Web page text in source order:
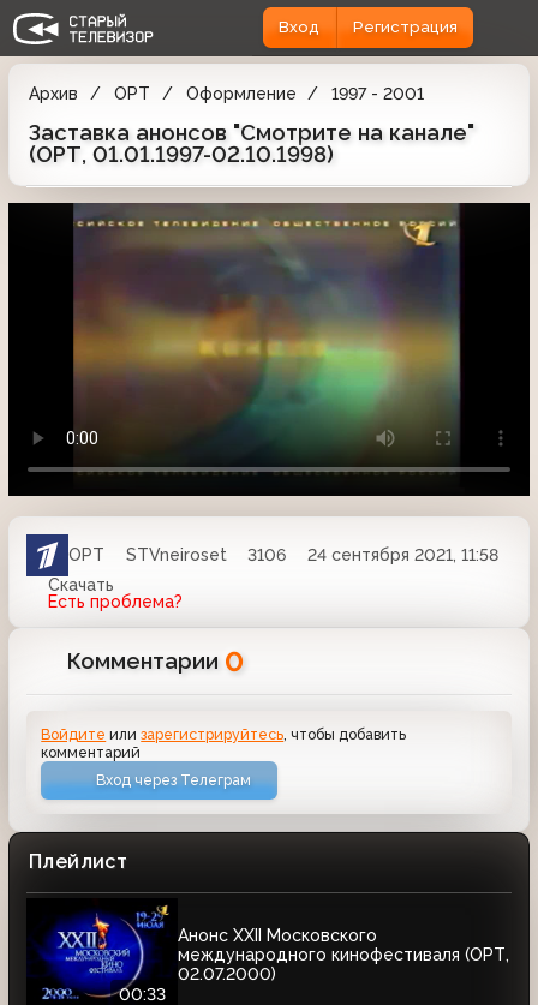
Вход Регистрация
Архив ОРТ Оформление 1997 - 2001
Заставка анонсов "Смотрите на канале"
(ОРТ, 01.01.1997-02.10.1998)
ОРТ STVneiroset 3106
24 сентября 2021, 11:58
Скачать
Есть проблема?
Комментарии 0
Войдите илизарегистрируйтесь , чтобы добавить
комментарий
Вход через Телеграм
Плейлист
00:33
Анонс XXII Московского
международного кинофестиваля (ОРТ,
02.07.2000)